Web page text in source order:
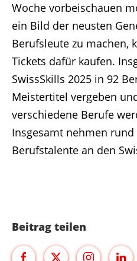
Woche vorbeischauen
ein Bild der neusten
Berufsleute zu machen,
Tickets dafür kaufen.
SwissSkills 2025 in 92
Meistertitel vergeben
verschiedene Berufe
Insgesamt nehmen rund
Berufstalente an den
Beitrag teilen